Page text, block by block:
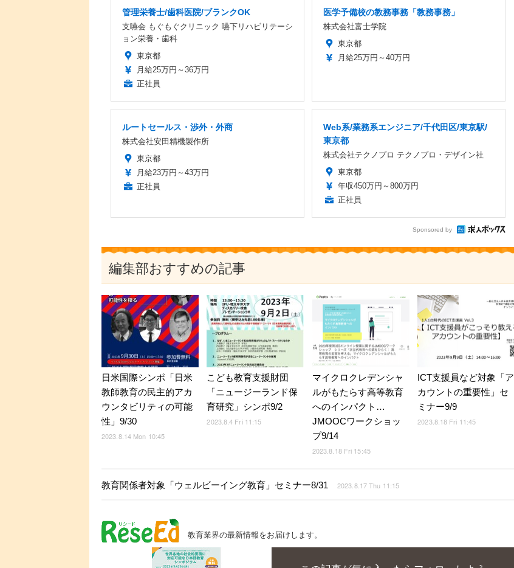
管理栄養士/歯科医院/ブランクOK
支嚥会 もぐもぐクリニック 嚥下リハビリテーシ
ョン栄養・歯科
東京都
月給25万円～36万円
正社員
医学予備校の教務事務「教務事務」
株式会社富士学院
東京都
月給25万円～40万円
ルートセールス・渉外・外商
株式会社安田精機製作所
東京都
月給23万円～43万円
正社員
Web系/業務系エンジニア/千代田区/東京駅/
東京都
株式会社テクノプロ テクノプロ・デザイン社
東京都
年収450万円～800万円
正社員
Sponsored by
編集部おすすめの記事
日米国際シンポ「日米
教師教育の民主的アカ
ウンタビリティの可能
性」9/30
2023.8.14 Mon 10:45
こども教育支援財団
「ニュージーランド保
育研究」シンポ9/2
2023.8.4 Fri 11:15
マイクロクレデンシャ
ルがもたらす高等教育
へのインパクト…
JMOOCワークショッ
プ9/14
2023.8.18 Fri 15:45
ICT支援員など対象「ア
カウントの重要性」セ
ミナー9/9
2023.8.18 Fri 11:45
教育関係者対象「ウェルビーイング教育」セミナー8/31 2023.8.17 Thu 11:15
教育業界の最新情報をお届けします。